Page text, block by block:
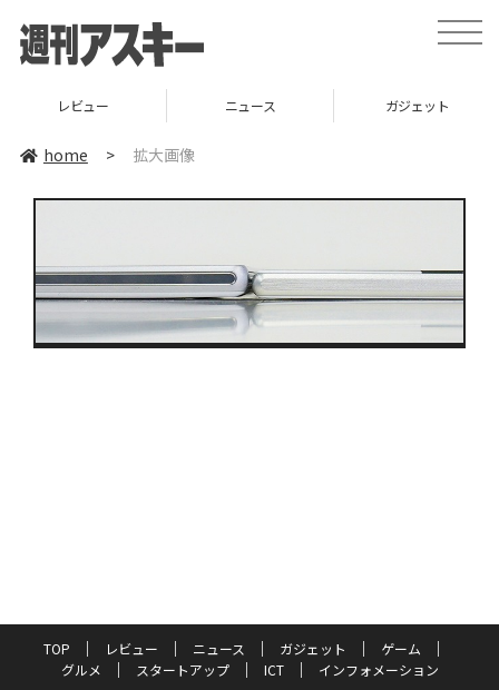
toggle
レビュー ニュース ガジェット
home > 拡大画像
TOP レビュー ニュース ガジェット
ゲーム
グルメ
スタートアップ ICT
インフォメーション